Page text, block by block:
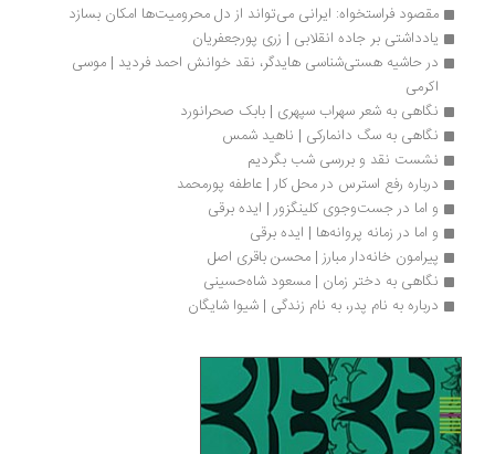
مقصود فراستخواه: ایرانی می‌تواند از دل محرومیت‌ها امکان بسازد
یادداشتی بر جاده انقلابی | زری پورجعفریان
اکرمی
نگاهی به شعر سهراب سپهری | بابک صحرانورد
نگاهی به سگ دانمارکی | ناهید شمس
نشست نقد و بررسی شب بگردیم
درباره رفع استرس در محل کار | عاطفه پورمحمد
و اما در جست‌وجوی کلینگزور | ایده برقی
و اما در زمانه پروانه‌ها | ایده برقی
پیرامون خانه‌دار مبارز | محسن باقری اصل
نگاهی به دختر زمان | مسعود شاه‏‌حسینی
درباره به نام پدر، به نام زندگی | شیوا شایگان